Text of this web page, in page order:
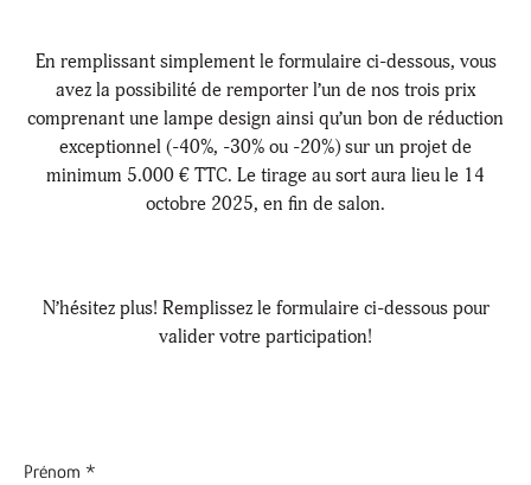
En remplissant simplement le formulaire ci-dessous, vous
avez la possibilité de remporter l’un de nos trois prix
comprenant une lampe design ainsi qu’un bon de réduction
exceptionnel (-40%, -30% ou -20%) sur un projet de
minimum 5.000 € TTC. Le tirage au sort aura lieu le 14
octobre 2025, en fin de salon.
N’hésitez plus! Remplissez le formulaire ci-dessous pour
valider votre participation!
Prénom *